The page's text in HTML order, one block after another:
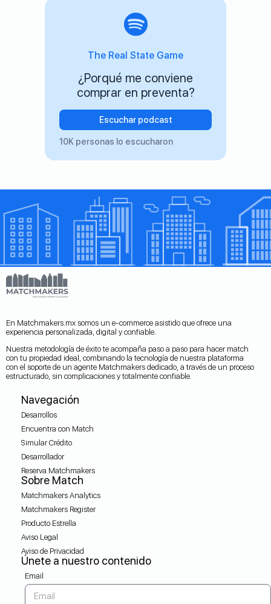
The Real State Game
¿Porqué me conviene
comprar en preventa?
Escuchar podcast
10K personas lo escucharon
En Matchmakers.mx somos un e-commerce asistido que ofrece una
experiencia personalizada, digital y confiable.
Nuestra metodología de éxito te acompaña paso a paso para hacer match
con tu propiedad ideal, combinando la tecnología de nuestra plataforma
con el soporte de un agente Matchmakers dedicado, a través de un proceso
estructurado, sin complicaciones y totalmente confiable.
Navegación
Desarrollos
Encuentra con Match
Simular Crédito
Desarrollador
Reserva Matchmakers
Sobre Match
Matchmakers Analytics
Matchmakers Register
Producto Estrella
Aviso Legal
Aviso de Privacidad
Únete a nuestro contenido
Email